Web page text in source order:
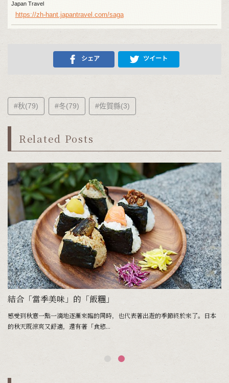
Japan Travel
https://zh-hant.japantravel.com/saga
シェア ツイート
#秋(79) #冬(79) #佐賀縣(3)
Related Posts
結合「當季美味」的「飯糰」
感受到秋意一點一滴地逐漸來臨的同時，也代表著出遊的季節終於來了。日本
的秋天既涼爽又舒適，還有著「食慾...